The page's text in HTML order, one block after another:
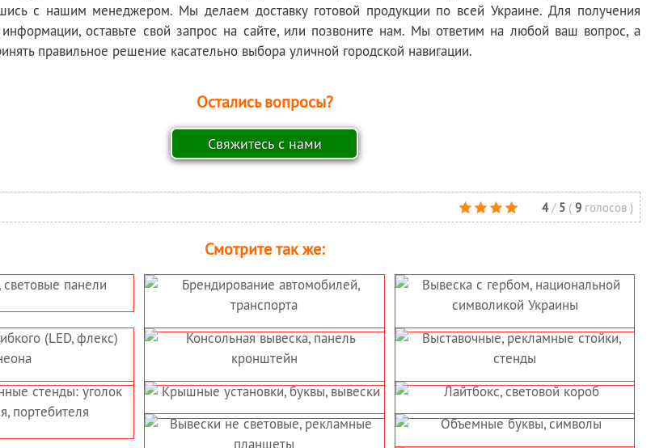
с нашим менеджером. Мы делаем доставку готовой продукции по всей Украине. Для получения
оставьте свой запрос на сайте, или позвоните нам. Мы ответим на любой ваш вопрос, а
правильное решение касательно выбора уличной городской навигации.
Остались вопросы?
4 / 5 ( 9 голосов)
Смотрите так же:
ВЫВЕСКА В ВИДЕ ГЕРБА И
СИМВОЛИКИ ДЛЯ
ГОСУДАРСТВЕННЫХ
УЧРЕЖДЕНИЙ
ВЫСТАВОЧНЫЙ СТЕНД,
РЕКЛАМНАЯ СТОЙКА
ЛАЙТБОКС, СВЕТОВОЙ
КОРОБ
ОБЪЕМНЫЕ РЕКЛАМНЫЕ